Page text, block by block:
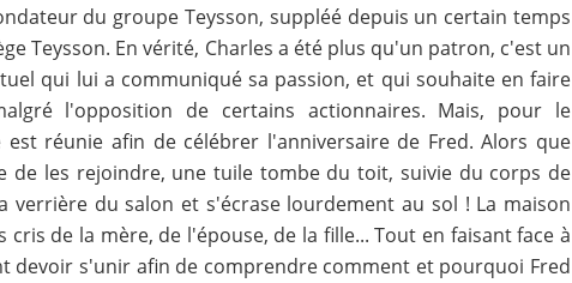
du groupe Teysson, suppléé depuis un certain temps
Teysson. En vérité, Charles a été plus qu'un patron, c'est un
qui lui a communiqué sa passion, et qui souhaite en faire
l'opposition de certains actionnaires. Mais, pour le
réunie afin de célébrer l'anniversaire de Fred. Alors que
de les rejoindre, une tuile tombe du toit, suivie du corps de
verrière du salon et s'écrase lourdement au sol ! La maison
cris de la mère, de l'épouse, de la fille... Tout en faisant face à
devoir s'unir afin de comprendre comment et pourquoi Fred